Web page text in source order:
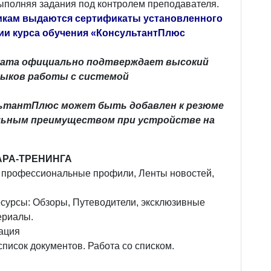
задания под контролем преподавателя.
выдаются сертификаты установленного
курса обучения «КонсультантПлюс
официально подтверждает высокий
работы с системой
может быть добавлен к резюме
преимуществом при устройстве на
ТРЕНИНГА
профессиональные профили, Ленты новостей,
Обзоры, Путеводители, эксклюзивные
документов. Работа со списком.